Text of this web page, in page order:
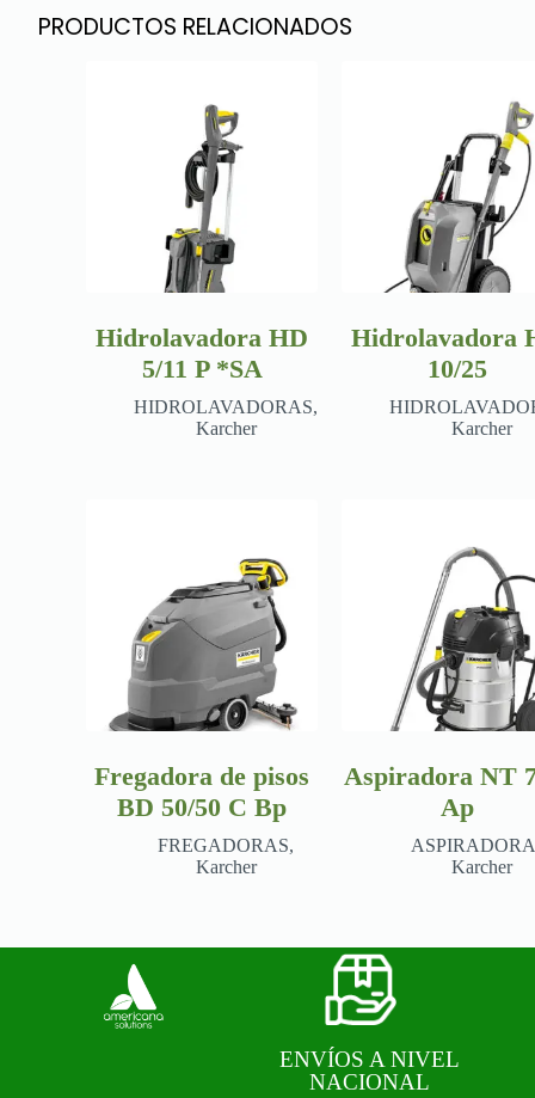
PRODUCTOS RELACIONADOS
Hidrolavadora HD
5/11 P *SA
HIDROLAVADORAS,
Karcher
Hidrolavadora
10/25
Karcher
Fregadora de pisos
BD 50/50 C Bp
FREGADORAS,
Karcher
Aspiradora NT
Ap
Karcher
ENVÍOS A NIVEL
NACIONAL